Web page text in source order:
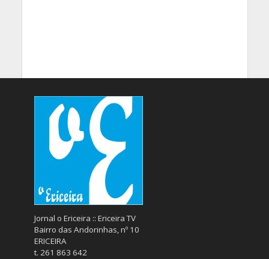
Jornal o Ericeira :: Ericeira TV
Bairro das Andorinhas, nº 10
ERICEIRA
t. 261 863 642